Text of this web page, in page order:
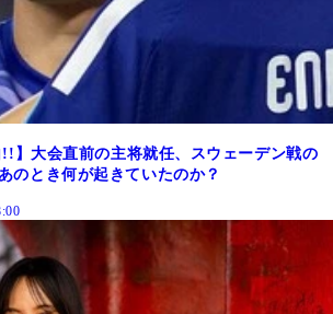
!!】大会直前の主将就任、スウェーデン戦の
とき何が起きていたのか？